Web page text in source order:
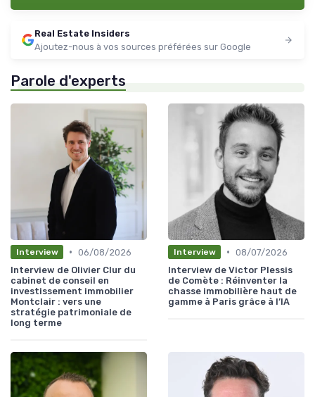
Real Estate Insiders
Ajoutez-nous à vos sources préférées sur Google
Parole d'experts
Interview • 06/08/2026
Interview de Olivier Clur du
cabinet de conseil en
investissement immobilier
Montclair : vers une
stratégie patrimoniale de
long terme
Interview • 08/07/2026
Interview de Victor Plessis
de Comète : Réinventer la
chasse immobilière haut de
gamme à Paris grâce à l’IA